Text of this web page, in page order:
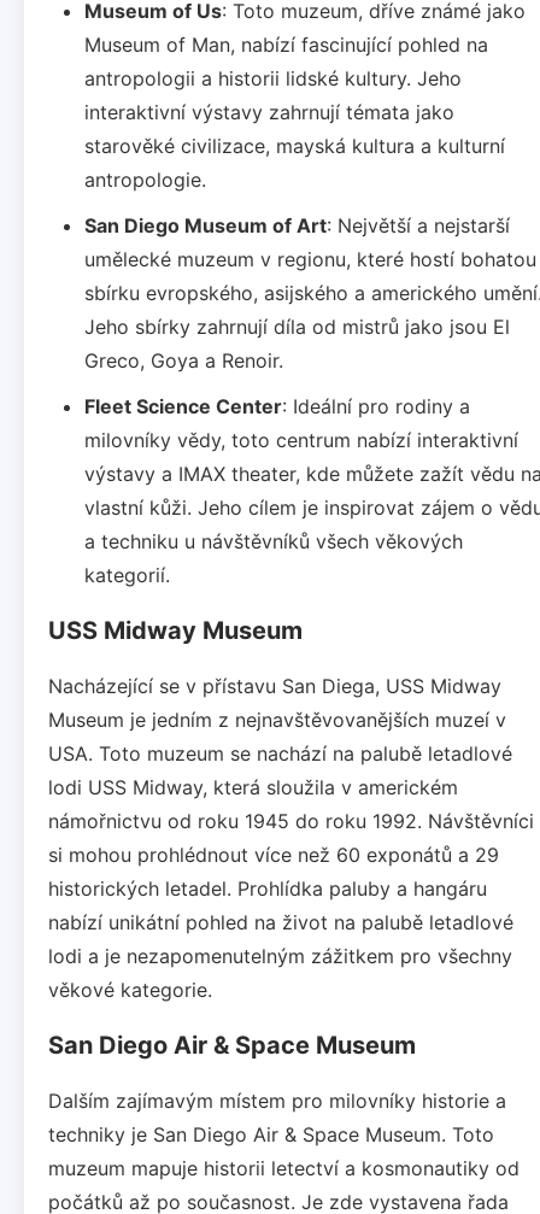
Museum of Us: Toto muzeum, dříve známé jako
Museum of Man, nabízí fascinující pohled na
antropologii a historii lidské kultury. Jeho
interaktivní výstavy zahrnují témata jako
starověké civilizace, mayská kultura a kulturní
antropologie.
San Diego Museum of Art: Největší a nejstarší
umělecké muzeum v regionu, které hostí bohatou
sbírku evropského, asijského a amerického
Jeho sbírky zahrnují díla od mistrů jako jsou El
Greco, Goya a Renoir.
Fleet Science Center: Ideální pro rodiny a
milovníky vědy, toto centrum nabízí interaktivní
výstavy a IMAX theater, kde můžete zažít vědu
vlastní kůži. Jeho cílem je inspirovat zájem o
a techniku u návštěvníků všech věkových
kategorií.
USS Midway Museum
Nacházející se v přístavu San Diega, USS Midway
Museum je jedním z nejnavštěvovanějších muzeí v
USA. Toto muzeum se nachází na palubě letadlové
lodi USS Midway, která sloužila v americkém
námořnictvu od roku 1945 do roku 1992. Návštěvníci
si mohou prohlédnout více než 60 exponátů a 29
historických letadel. Prohlídka paluby a hangáru
nabízí unikátní pohled na život na palubě letadlové
lodi a je nezapomenutelným zážitkem pro všechny
věkové kategorie.
San Diego Air & Space Museum
Dalším zajímavým místem pro milovníky historie a
techniky je San Diego Air & Space Museum. Toto
muzeum mapuje historii letectví a kosmonautiky od
počátků až po současnost. Je zde vystavena řada